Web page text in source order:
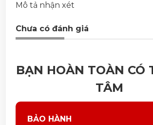
Mô tả nhận xét
Chưa có đánh giá
BẠN HOÀN TOÀN CÓ
TÂM
BẢO HÀNH